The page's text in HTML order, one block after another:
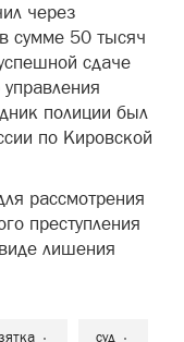
через
сумме 50 тысяч
сдаче
полиции был
по Кировской
рассмотрения
преступления
лишения
суд